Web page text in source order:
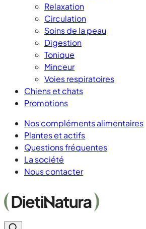
Relaxation
Circulation
Soins de la peau
Digestion
Tonique
Minceur
Voies respiratoires
Chiens et chats
Promotions
Nos compléments alimentaires
Plantes et actifs
Questions fréquentes
La société
Nous contacter